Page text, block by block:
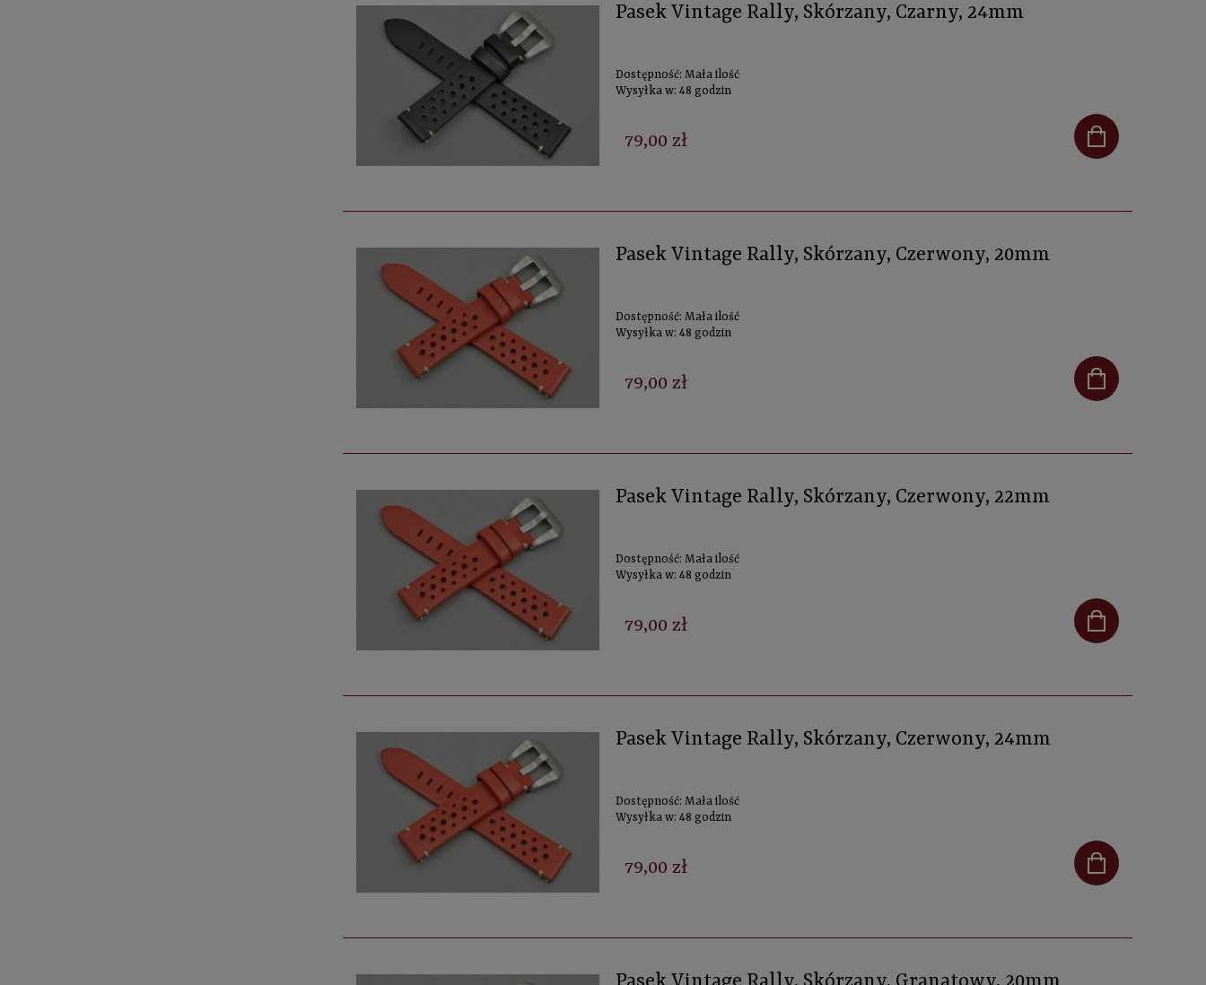
Pasek Vintage Rally, Skórzany, Czarny, 24mm
Dostępność: Mała ilość
Wysyłka w: 48 godzin
79,00 zł
Pasek Vintage Rally, Skórzany, Czerwony, 20mm
Dostępność: Mała ilość
Wysyłka w: 48 godzin
79,00 zł
Pasek Vintage Rally, Skórzany, Czerwony, 22mm
Dostępność: Mała ilość
Wysyłka w: 48 godzin
79,00 zł
Pasek Vintage Rally, Skórzany, Czerwony, 24mm
Dostępność: Mała ilość
Wysyłka w: 48 godzin
79,00 zł